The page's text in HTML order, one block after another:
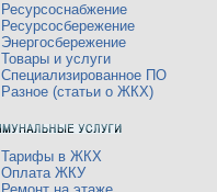
Ресурсоснабжение
Ресурсосбережение
Энергосбережение
Товары и услуги
Специализированное ПО
Разное (статьи о ЖКХ)
Тарифы в ЖКХ
Оплата ЖКУ